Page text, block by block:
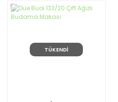
TÜKENDİ